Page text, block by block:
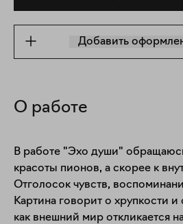
Добавить
О работе
В работе "Эхо души"
красоты пионов, а скорее к
Отголосок чувств,
Картина говорит о хрупкости и
как внешний мир откликается